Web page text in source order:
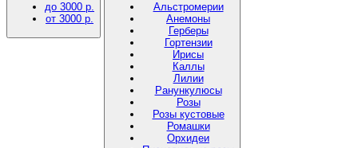
до 3000 р.
от 3000 р.
Альстромерии
Анемоны
Герберы
Гортензии
Ирисы
Каллы
Лилии
Ранункулюсы
Розы
Розы кустовые
Ромашки
Орхидеи